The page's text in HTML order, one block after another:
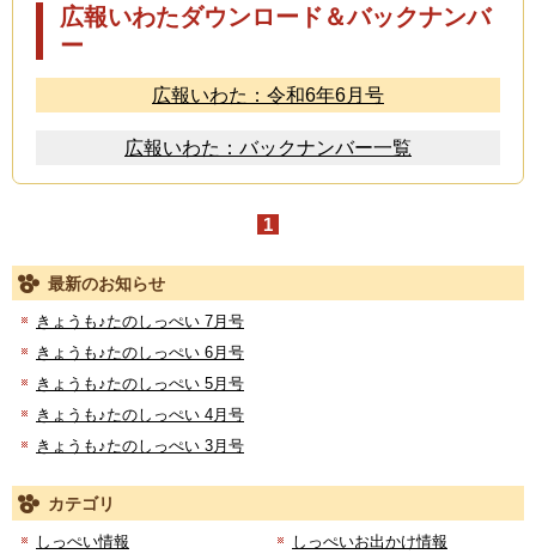
広報いわたダウンロード＆バックナンバ
ー
広報いわた：令和6年6月号
広報いわた：バックナンバー一覧
1
最新のお知らせ
きょうも♪たのしっぺい 7月号
きょうも♪たのしっぺい 6月号
きょうも♪たのしっぺい 5月号
きょうも♪たのしっぺい 4月号
きょうも♪たのしっぺい 3月号
カテゴリ
しっぺい情報
しっぺいお出かけ情報